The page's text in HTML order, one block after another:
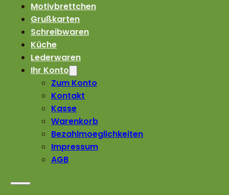
Motivbrettchen
Grußkarten
Schreibwaren
Küche
Lederwaren
Ihr Konto
Zum Konto
Kontakt
Kasse
Warenkorb
Bezahlmoeglichkeiten
Impressum
AGB